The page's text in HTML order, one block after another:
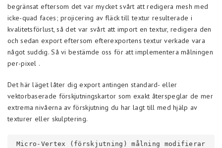
begränsat eftersom det var mycket svårt att redigera mesh med
icke-quad faces; projicering av fläck till textur resulterade i
kvalitetsförlust, så det var svårt att import en textur, redigera den
och sedan export eftersom efterexportens textur verkade vara
något suddig. Så vi bestämde oss för att implementera målningen
per-pixel .
Det här läget låter dig export antingen standard- eller
vektorbaserade förskjutningskartor som exakt återspeglar de mer
extrema nivåerna av förskjutning du har lagt till med hjälp av
texturer eller skulptering.